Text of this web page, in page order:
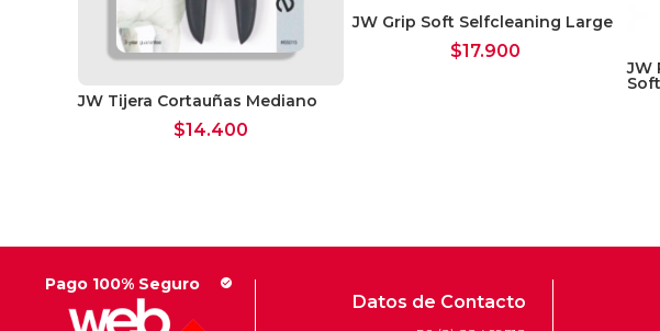
JW Tijera Cortauñas Mediano
$14.400
JW Grip Soft Selfcleaning Large
$17.900
JW
Pago 100% Seguro check_circle
Datos de Contacto